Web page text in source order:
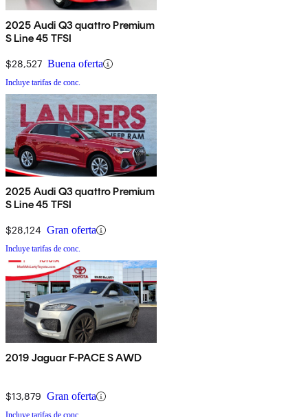
2025 Audi Q3 quattro Premium
S Line 45 TFSI
$28,527 Buena oferta
Incluye tarifas de conc.
2025 Audi Q3 quattro Premium
S Line 45 TFSI
$28,124 Gran oferta
Incluye tarifas de conc.
2019 Jaguar F-PACE S AWD
$13,879 Gran oferta
Incluye tarifas de conc.